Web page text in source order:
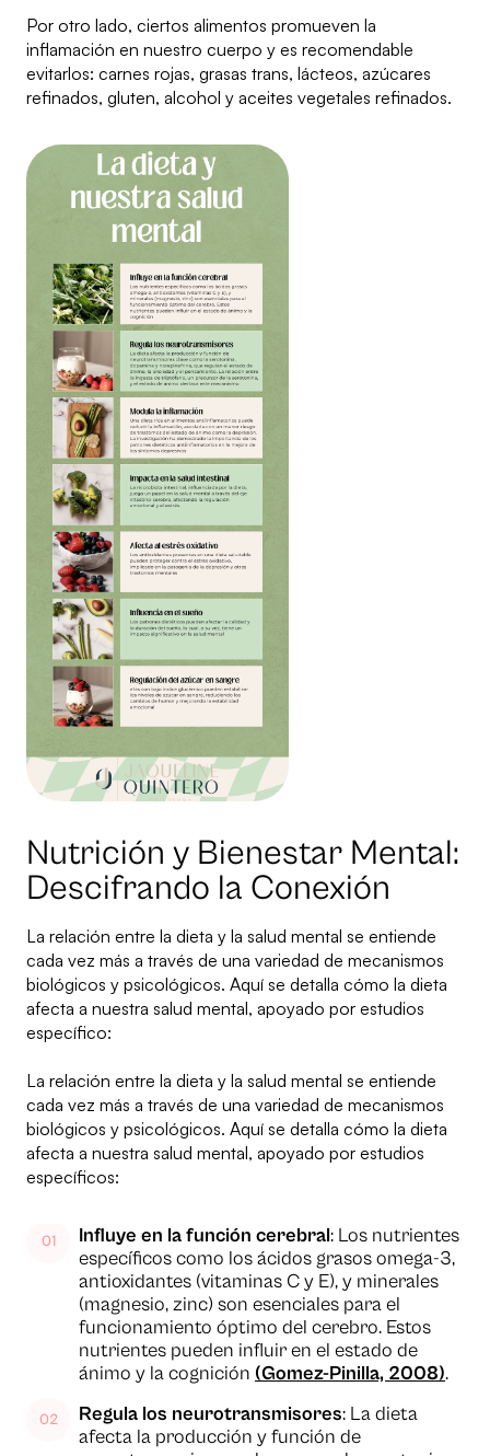
Por otro lado, ciertos alimentos promueven la
inflamación en nuestro cuerpo y es recomendable
evitarlos: carnes rojas, grasas trans, lácteos, azúcares
refinados, gluten, alcohol y aceites vegetales refinados.
Nutrición y Bienestar Mental:
Descifrando la Conexión
La relación entre la dieta y la salud mental se entiende
cada vez más a través de una variedad de mecanismos
biológicos y psicológicos. Aquí se detalla cómo la dieta
afecta a nuestra salud mental, apoyado por estudios
específico:
La relación entre la dieta y la salud mental se entiende
cada vez más a través de una variedad de mecanismos
biológicos y psicológicos. Aquí se detalla cómo la dieta
afecta a nuestra salud mental, apoyado por estudios
específicos:
Influye en la función cerebral: Los nutrientes
específicos como los ácidos grasos omega-3,
antioxidantes (vitaminas C y E), y minerales
(magnesio, zinc) son esenciales para el
funcionamiento óptimo del cerebro. Estos
nutrientes pueden influir en el estado de
ánimo y la cognición (Gomez-Pinilla, 2008).
Regula los neurotransmisores: La dieta
afecta la producción y función de